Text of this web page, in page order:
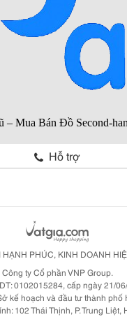
Hỗ trợ
HẠNH PHÚC, KINH DOANH
Công ty Cổ phần VNP Group.
0102015284, cấp ngày 21/
kế hoạch và đầu tư thành phố
102 Thái Thịnh, P. Trung Liệt,